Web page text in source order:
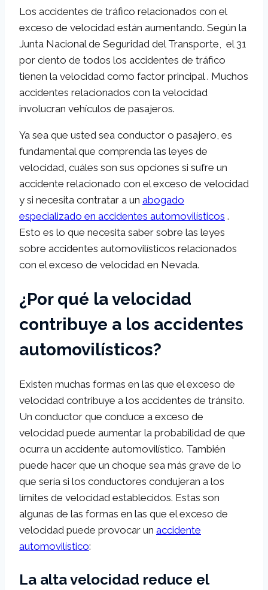
Los accidentes de tráfico relacionados con el
exceso de velocidad están aumentando. Según la
Junta Nacional de Seguridad del Transporte, el 31
por ciento de todos los accidentes de tráfico
tienen la velocidad como factor principal . Muchos
accidentes relacionados con la velocidad
involucran vehículos de pasajeros.
Ya sea que usted sea conductor o pasajero, es
fundamental que comprenda las leyes de
velocidad, cuáles son sus opciones si sufre un
accidente relacionado con el exceso de velocidad
y si necesita contratar a un abogado
especializado en accidentes automovilísticos .
Esto es lo que necesita saber sobre las leyes
sobre accidentes automovilísticos relacionados
con el exceso de velocidad en Nevada.
¿Por qué la velocidad
contribuye a los accidentes
automovilísticos?
Existen muchas formas en las que el exceso de
velocidad contribuye a los accidentes de tránsito.
Un conductor que conduce a exceso de
velocidad puede aumentar la probabilidad de que
ocurra un accidente automovilístico. También
puede hacer que un choque sea más grave de lo
que sería si los conductores condujeran a los
límites de velocidad establecidos. Estas son
algunas de las formas en las que el exceso de
velocidad puede provocar un accidente
automovilístico:
La alta velocidad reduce el